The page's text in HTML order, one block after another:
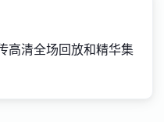
高清全场回放和精华集